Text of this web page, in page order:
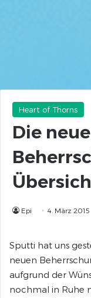
Heart of Thorns
Die
Epi 4. März 2015
Sputti hat uns
neuen
aufgrund der
nochmal in Ruhe